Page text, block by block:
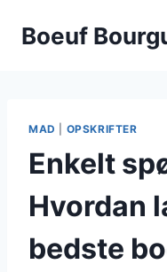
Boeuf
MAD OPSKRIFTER
Enkelt
Hvordan
bedste